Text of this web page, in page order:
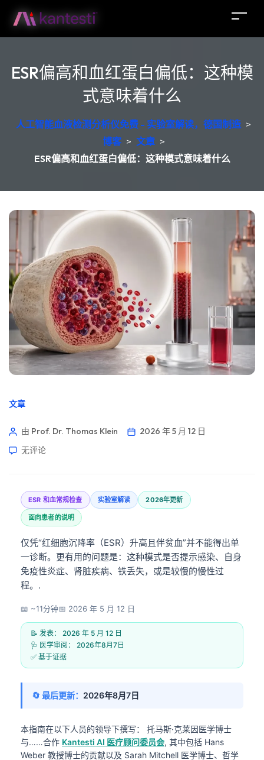
ESR偏高和血红蛋白偏低：这种模
式意味着什么
人工智能血液检测分析仪免费 - 实验室解读，德国制造 >
博客 > 文章 >
ESR偏高和血红蛋白偏低：这种模式意味着什么
文章
由 Prof. Dr. Thomas Klein
2026 年 5 月 12 日
无评论
ESR 和血常规检查 实验室解读 2026年更新
面向患者的说明
仅凭“红细胞沉降率（ESR）升高且伴贫血”并不能得出单
一诊断。更有用的问题是：这种模式是否提示感染、自身
免疫性炎症、肾脏疾病、铁丢失，或是较慢的慢性过
程。.
📖 ~11分钟📅 2026 年 5 月 12 日
📝 发表： 2026 年 5 月 12 日
🩺 医学审阅： 2026年8月7日
✅ 基于证据
🔄 最后更新： 2026年8月7日
本指南在以下人员的领导下撰写： 托马斯·克莱因医学博士
与……合作 Kantesti AI 医疗顾问委员会, 其中包括 Hans
Weber 教授博士的贡献以及 Sarah Mitchell 医学博士、哲学